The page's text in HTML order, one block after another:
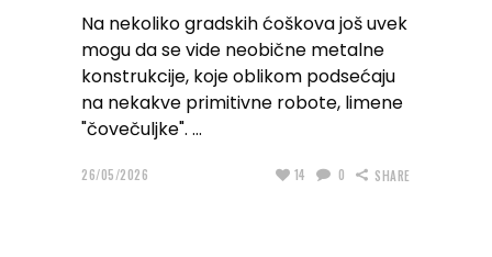
Na nekoliko gradskih ćoškova još uvek
mogu da se vide neobične metalne
konstrukcije, koje oblikom podsećaju
na nekakve primitivne robote, limene
"čovečuljke".
26/05/2026 14 0 SHARE